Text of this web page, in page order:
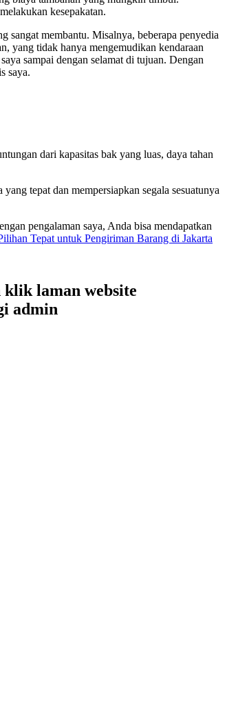
kesepakatan.
sangat membantu. Misalnya, beberapa penyedia
yang tidak hanya mengemudikan kendaraan
sampai dengan selamat di tujuan. Dengan
saya.
dari kapasitas bak yang luas, daya tahan
tepat dan mempersiapkan segala sesuatunya
pengalaman saya, Anda bisa mendapatkan
Tepat untuk Pengiriman Barang di Jakarta
klik laman website
admin